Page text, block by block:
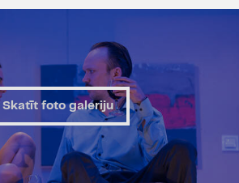
Skatīt foto galeriju